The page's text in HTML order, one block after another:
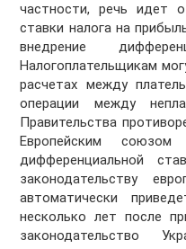
частности, речь идет
ставки налога на
внедрение
Налогоплательщикам
расчетах между
операции между
Правительства
Европейским союзом
дифференциальной
законодательству
автоматически
несколько лет после
законодательство